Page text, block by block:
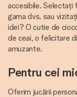
accesibile. Selectați
gama dvs. sau
idei? O cutie de
de ceai, o felicitare
amuzante.
Pentru cei
Oferim jucării